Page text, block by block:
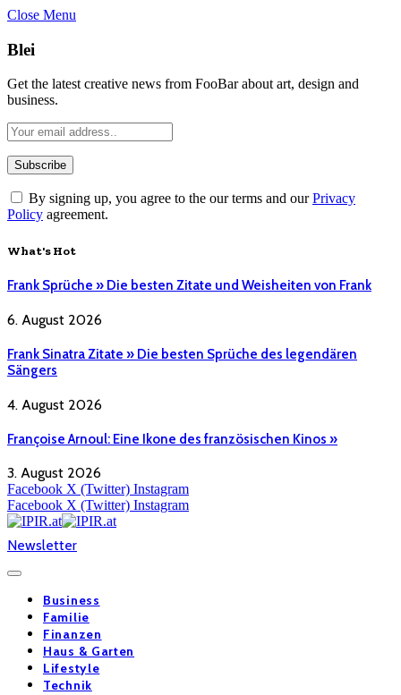
Close Menu
Blei
Get the latest creative news from FooBar about art, design and
business.
By signing up, you agree to the our terms and ourPrivacy
Policy agreement.
What's Hot
Frank Sprüche » Die besten Zitate und Weisheiten von Frank
6. August 2026
Frank Sinatra Zitate » Die besten Sprüche des legendären
Sängers
4. August 2026
Françoise Arnoul: Eine Ikone des französischen Kinos »
3. August 2026
Facebook X (Twitter) Instagram
Facebook X (Twitter) Instagram
Newsletter
Business
Familie
Finanzen
Haus & Garten
Lifestyle
Technik